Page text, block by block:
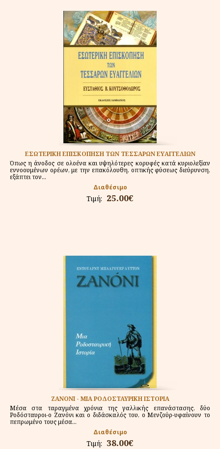
ΕΣΩΤΕΡΙΚΗ ΕΠΙΣΚΟΠΗΣΗ ΤΩΝ ΤΕΣΣΑΡΩΝ ΕΥΑΓΓΕΛΙΩΝ
Όπως η άνοδος σε ολοένα και υψηλότερες κορυφές κατά κυριολεξίαν
εννοουμένων ορέων, με την επακόλουθη, οπτικής φύσεως διεύρυνση,
εξάπτει τον...
Διαθέσιμο
Τιμή: 25.00€
ΖΑΝΟΝΙ - ΜΙΑ ΡΟΔΟΣΤΑΥΡΙΚΗ ΙΣΤΟΡΙΑ
Μέσα στα ταραγμένα χρόνια της γαλλικής επανάστασης, δύο
Ροδόσταυροι-ο Ζανόνι και ο διδάσκαλός του, ο Μενζούρ-υφαίνουν το
πεπρωμένο τους μέσα...
Διαθέσιμο
Τιμή: 38.00€